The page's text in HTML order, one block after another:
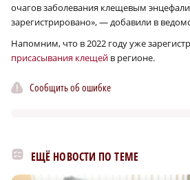
очагов заболевания клещевым
зарегистрировано», — добавили в
Напомним, что в 2022 году уже
присасывания клещей в регионе.
Сообщить об ошибке
ЕЩЁ НОВОСТИ ПО ТЕМЕ